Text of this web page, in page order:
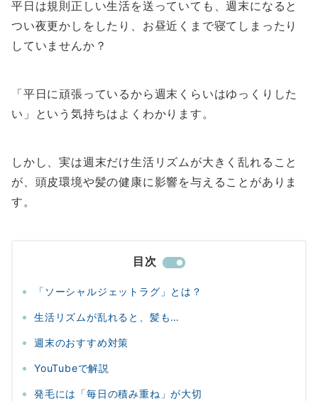
平日は規則正しい生活を送っていても、週末になると
つい夜更かしをしたり、お昼近くまで寝てしまったり
していませんか？
「平日に頑張っているから週末くらいはゆっくりした
い」という気持ちはよくわかります。
しかし、実は週末だけ生活リズムが大きく乱れること
が、頭皮環境や髪の健康に影響を与えることがありま
す。
目次
「ソーシャルジェットラグ」とは？
生活リズムが乱れると、髪も…
週末のおすすめ対策
YouTubeで解説
発毛には「毎日の積み重ね」が大切